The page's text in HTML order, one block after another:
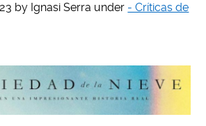
by Ignasi Serra under - Críticas de